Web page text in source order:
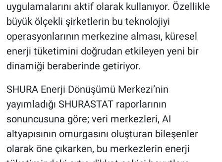
uygulamalarını aktif olarak kullanıyor. Özellikle
büyük ölçekli şirketlerin bu teknolojiyi
operasyonlarının merkezine alması, küresel
enerji tüketimini doğrudan etkileyen yeni bir
dinamiği beraberinde getiriyor.
SHURA Enerji Dönüşümü Merkezi’nin
yayımladığı SHURASTAT raporlarının
sonuncusuna göre; veri merkezleri, AI
altyapısının omurgasını oluşturan bileşenler
olarak öne çıkarken, bu merkezlerin enerji